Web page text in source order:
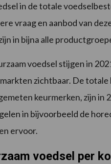
in de totale
vraag en aanbod van
in bijna alle
voedsel stijgen in
zichtbaar. De
keurmerken, zijn
in bijvoorbeeld de
ervoor.
voedsel per